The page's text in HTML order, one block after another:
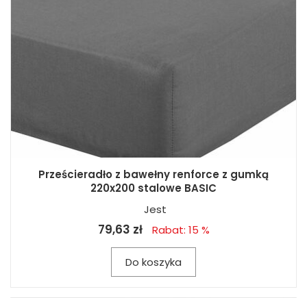
Prześcieradło z bawełny renforce z gumką
220x200 stalowe BASIC
Jest
79,63 zł Rabat: 15 %
Do koszyka